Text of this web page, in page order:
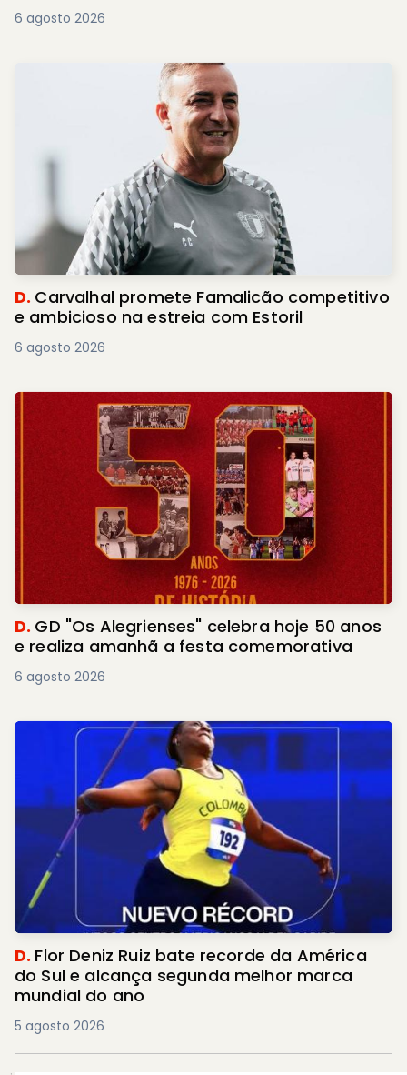
6 agosto 2026
D. Carvalhal promete Famalicão competitivo
e ambicioso na estreia com Estoril
6 agosto 2026
D. GD "Os Alegrienses" celebra hoje 50 anos
e realiza amanhã a festa comemorativa
6 agosto 2026
D. Flor Deniz Ruiz bate recorde da América
do Sul e alcança segunda melhor marca
mundial do ano
5 agosto 2026